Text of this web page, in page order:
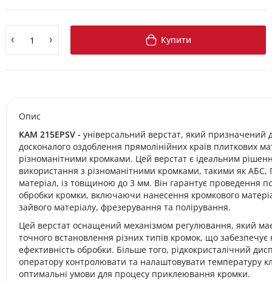
Купити
Опис
KAM 215EPSV - універсальний верстат, який призначений
досконалого оздоблення прямолінійних країв плиткових
різноманітними кромками. Цей верстат є ідеальним
використання з різноманітними кромками, такими як АБС,
матеріал, із товщиною до 3 мм. Він гарантує проведення
обробки кромки, включаючи нанесення кромкового
зайвого матеріалу, фрезерування та полірування.
Цей верстат оснащений механізмом регулювання, який
точного встановлення різних типів кромок, що забезпечує
ефективність обробки. Більше того, рідкокристалічний
оператору контролювати та налаштовувати температуру
оптимальні умови для процесу приклеювання кромки.